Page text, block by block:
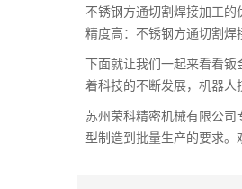
不锈钢方通切割焊接加工的
精度高：不锈钢方通切割焊
下面就让我们一起来看看
着科技的不断发展，机器人
苏州荣科精密机械有限公司
型制造到批量生产的要求。